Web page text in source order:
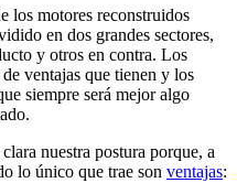
los motores reconstruidos
en dos grandes sectores,
y otros en contra. Los
ventajas que tienen y los
siempre será mejor algo
nuestra postura porque, a
lo único que trae son ventajas: